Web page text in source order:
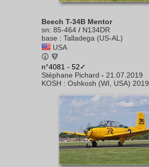
Beech T-34B Mentor
sn: 85-464 / N134DR
base : Talladega (US-AL)
USA
n°4081 - 52✓
Stéphane Pichard - 21.07.2019
KOSH : Oshkosh (WI, USA) 2019